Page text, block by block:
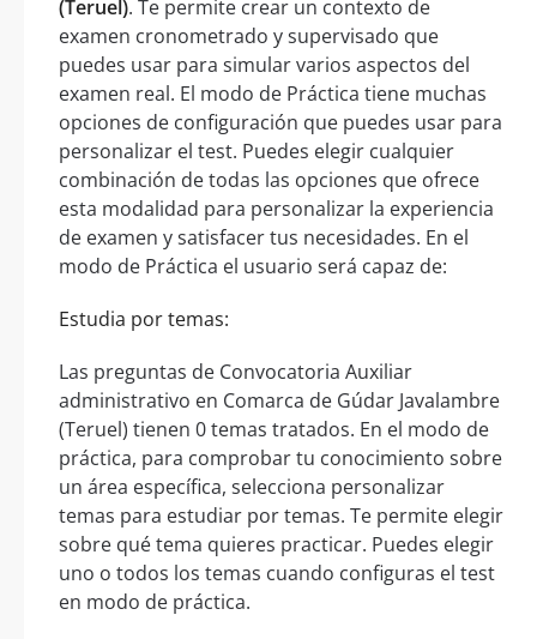
(Teruel). Te permite crear un contexto de
examen cronometrado y supervisado que
puedes usar para simular varios aspectos del
examen real. El modo de Práctica tiene muchas
opciones de configuración que puedes usar para
personalizar el test. Puedes elegir cualquier
combinación de todas las opciones que ofrece
esta modalidad para personalizar la experiencia
de examen y satisfacer tus necesidades. En el
modo de Práctica el usuario será capaz de:
Estudia por temas:
Las preguntas de Convocatoria Auxiliar
administrativo en Comarca de Gúdar Javalambre
(Teruel) tienen 0 temas tratados. En el modo de
práctica, para comprobar tu conocimiento sobre
un área específica, selecciona personalizar
temas para estudiar por temas. Te permite elegir
sobre qué tema quieres practicar. Puedes elegir
uno o todos los temas cuando configuras el test
en modo de práctica.